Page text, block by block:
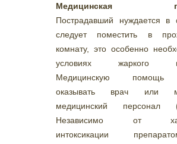
Медицинская
Пострадавший нуждается в
следует поместить в
комнату, это особенно
условиях жаркого
Медицинскую помощь
оказывать врач или
медицинский персонал
Независимо от
интоксикации